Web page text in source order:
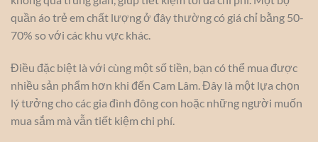
quần áo trẻ em chất lượng ở đây thường có giá chỉ bằng 50-
70% so với các khu vực khác.
Điều đặc biệt là với cùng một số tiền, bạn có thể mua được
nhiều sản phẩm hơn khi đến Cam Lâm. Đây là một lựa chọn
lý tưởng cho các gia đình đông con hoặc những người muốn
mua sắm mà vẫn tiết kiệm chi phí.